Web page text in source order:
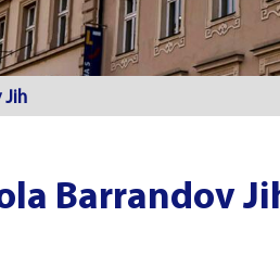
Jih
Barrandov